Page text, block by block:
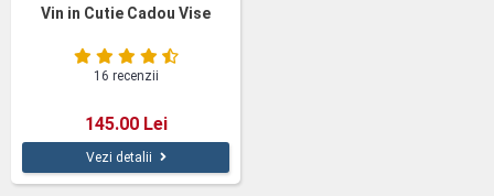
Vin in Cutie Cadou Vise
16 recenzii
145.00 Lei
Vezi detalii